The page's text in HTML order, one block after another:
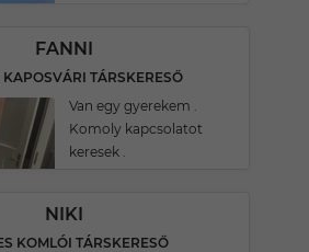
FANNI
KAPOSVÁRI TÁRSKERESŐ
Van egy gyerekem .
Komoly kapcsolatot
keresek .
NIKI
KOMLÓI TÁRSKERESŐ